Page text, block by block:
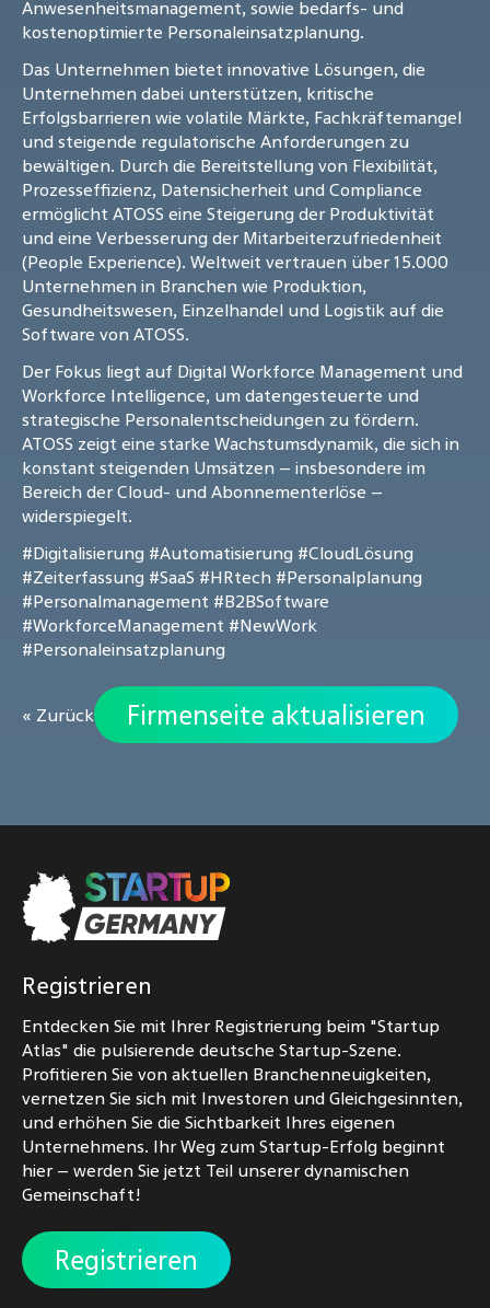
Anwesenheitsmanagement, sowie bedarfs- und
kostenoptimierte Personaleinsatzplanung.
Das Unternehmen bietet innovative Lösungen, die
Unternehmen dabei unterstützen, kritische
Erfolgsbarrieren wie volatile Märkte, Fachkräftemangel
und steigende regulatorische Anforderungen zu
bewältigen. Durch die Bereitstellung von Flexibilität,
Prozesseffizienz, Datensicherheit und Compliance
ermöglicht ATOSS eine Steigerung der Produktivität
und eine Verbesserung der Mitarbeiterzufriedenheit
(People Experience). Weltweit vertrauen über 15.000
Unternehmen in Branchen wie Produktion,
Gesundheitswesen, Einzelhandel und Logistik auf die
Software von ATOSS.
Der Fokus liegt auf Digital Workforce Management und
Workforce Intelligence, um datengesteuerte und
strategische Personalentscheidungen zu fördern.
ATOSS zeigt eine starke Wachstumsdynamik, die sich in
konstant steigenden Umsätzen – insbesondere im
Bereich der Cloud- und Abonnementerlöse –
widerspiegelt.
#Digitalisierung #Automatisierung #CloudLösung
#Zeiterfassung #SaaS #HRtech #Personalplanung
#Personalmanagement #B2BSoftware
#WorkforceManagement #NewWork
#Personaleinsatzplanung
« Zurück Firmenseite aktualisieren
Registrieren
Entdecken Sie mit Ihrer Registrierung beim "Startup
Atlas" die pulsierende deutsche Startup-Szene.
Profitieren Sie von aktuellen Branchenneuigkeiten,
vernetzen Sie sich mit Investoren und Gleichgesinnten,
und erhöhen Sie die Sichtbarkeit Ihres eigenen
Unternehmens. Ihr Weg zum Startup-Erfolg beginnt
hier – werden Sie jetzt Teil unserer dynamischen
Gemeinschaft!
Registrieren